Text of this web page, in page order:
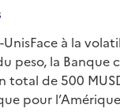
à la
peso, la
de 500
pour